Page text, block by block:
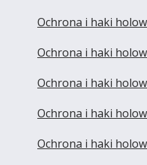
Ochrona i haki
Ochrona i haki
Ochrona i haki
Ochrona i haki
Ochrona i haki